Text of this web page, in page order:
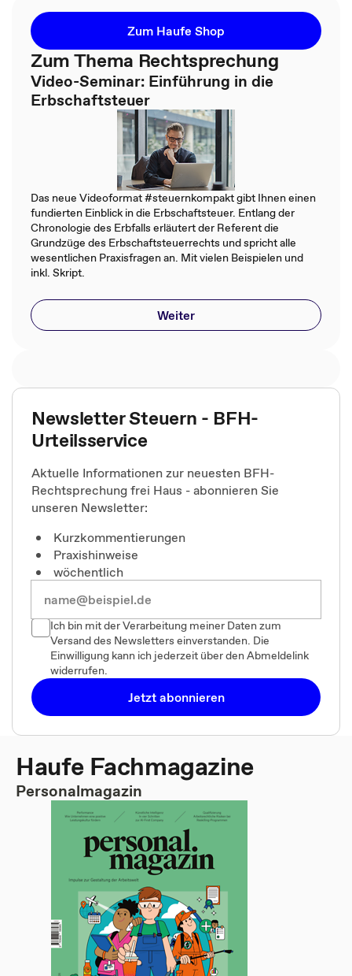
Zum Haufe Shop
Zum Thema Rechtsprechung
Video-Seminar: Einführung in die
Erbschaftsteuer
Das neue Videoformat #steuernkompakt gibt Ihnen einen
fundierten Einblick in die Erbschaftsteuer. Entlang der
Chronologie des Erbfalls erläutert der Referent die
Grundzüge des Erbschaftsteuerrechts und spricht alle
wesentlichen Praxisfragen an. Mit vielen Beispielen und
inkl. Skript.
Weiter
Newsletter Steuern - BFH-
Urteilsservice
Aktuelle Informationen zur neuesten BFH-
Rechtsprechung frei Haus - abonnieren Sie
unseren Newsletter:
Kurzkommentierungen
Praxishinweise
wöchentlich
Ich bin mit der Verarbeitung meiner Daten zum
Versand des Newsletters einverstanden. Die
Einwilligung kann ich jederzeit über den Abmeldelink
widerrufen.
Jetzt abonnieren
Haufe Fachmagazine
Personalmagazin